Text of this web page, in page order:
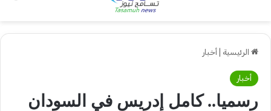
الرئيسية أخبار
أخبار
رسميا.. كامل إدريس في السودان